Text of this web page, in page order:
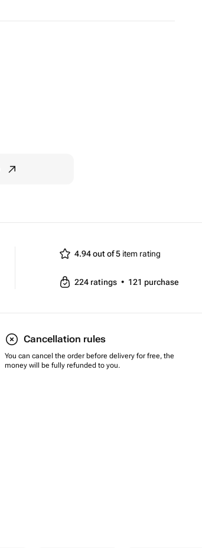
4.94 out of 5 item rating
224 ratings • 121 purchase
Cancellation rules
You can cancel the order before delivery for free, the
money will be fully refunded to you.